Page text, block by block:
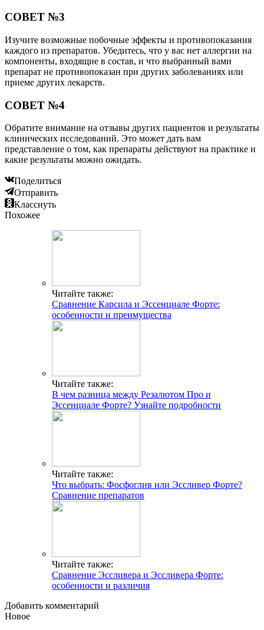
СОВЕТ №3
Изучите возможные побочные эффекты и противопоказания
каждого из препаратов. Убедитесь, что у вас нет аллергии на
компоненты, входящие в состав, и что выбранный вами
препарат не противопоказан при других заболеваниях или
приеме других лекарств.
СОВЕТ №4
Обратите внимание на отзывы других пациентов и результаты
клинических исследований. Это может дать вам
представление о том, как препараты действуют на практике и
какие результаты можно ожидать.
Поделиться
Отправить
Класснуть
Похожее
Читайте также:
Сравнение Карсила и Эссенциале Форте:
особенности и преимущества
Читайте также:
В чем разница между Резалютом Про и
Эссенциале Форте? Узнайте подробности
Читайте также:
Что выбрать: Фосфоглив или Эссливер Форте?
Сравнение препаратов
Читайте также:
Сравнение Эссливера и Эссливера Форте:
особенности и различия
Добавить комментарий
Новое